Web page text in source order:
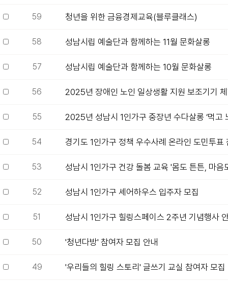
59 청년을 위한 금융경제교육(블루클래스)
58 성남시립 예술단과 함께하는 11월 문화살롱
57 성남시립 예술단과 함께하는 10월 문화살롱
56 2025년 장애인 노인 일상생활 지원 보조기기
55 2025년 성남시 1인가구 중장년 수다살롱 ‘먹고
54 경기도 1인가구 정책 우수사례 온라인 도민투표
53 성남시 1인가구 건강 돌봄 교육 '몸도 튼튼, 마음
52 성남시 1인가구 셰어하우스 입주자 모집
51 성남시 1인가구 힐링스페이스 2주년 기념행사
50 '청년다방' 참여자 모집 안내
49 '우리들의 힐링 스토리' 글쓰기 교실 참여자 모집